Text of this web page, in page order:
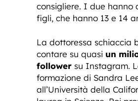
consigliere. I due hanno
figli, che hanno 13 e 14
La dottoressa schiaccia
contare su quasi un
follower su Instagram.
formazione di Sandra
all’Università della